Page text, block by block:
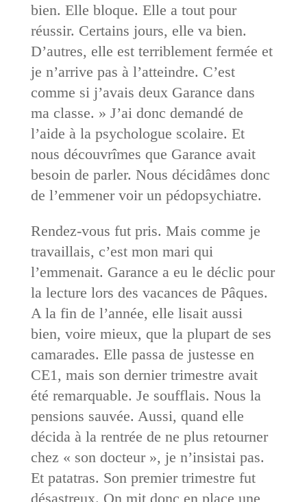
bien. Elle bloque. Elle a tout pour
réussir. Certains jours, elle va bien.
D’autres, elle est terriblement fermée et
je n’arrive pas à l’atteindre. C’est
comme si j’avais deux Garance dans
ma classe. » J’ai donc demandé de
l’aide à la psychologue scolaire. Et
nous découvrîmes que Garance avait
besoin de parler. Nous décidâmes donc
de l’emmener voir un pédopsychiatre.
Rendez-vous fut pris. Mais comme je
travaillais, c’est mon mari qui
l’emmenait. Garance a eu le déclic pour
la lecture lors des vacances de Pâques.
A la fin de l’année, elle lisait aussi
bien, voire mieux, que la plupart de ses
camarades. Elle passa de justesse en
CE1, mais son dernier trimestre avait
été remarquable. Je soufflais. Nous la
pensions sauvée. Aussi, quand elle
décida à la rentrée de ne plus retourner
chez « son docteur », je n’insistai pas.
Et patatras. Son premier trimestre fut
désastreux. On mit donc en place une